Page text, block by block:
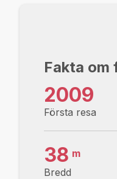
Fakta
Första resa
2009
Bredd
38 m